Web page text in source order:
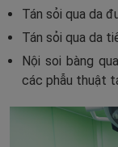
Tán sỏi qua da
Tán sỏi qua da
Nội soi bàng
các phẫu thuật